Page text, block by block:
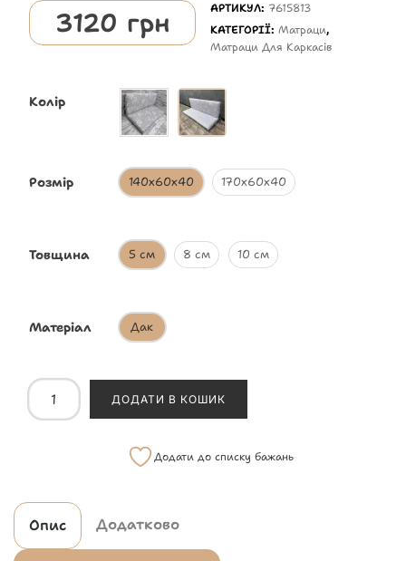
3120 грн АРТИКУЛ: 7615813
КАТЕГОРІЇ:Матраци,
Матраци Для Каркасів
Колір
Розмір 140х60х40 170х60х40
Товщина 5 см 8 см 10 см
Матеріал Дак
ДОДАТИ В КОШИК
Додати до списку бажань
Опис Додатково